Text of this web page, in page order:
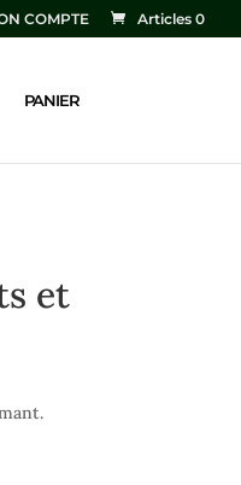
COMPTE Articles 0
PANIER
et